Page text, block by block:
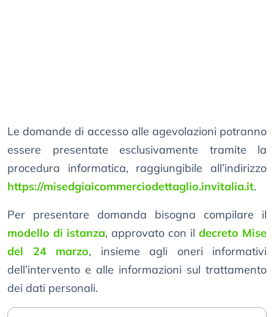
Le domande di accesso alle agevolazioni potranno
essere presentate esclusivamente tramite la
procedura informatica, raggiungibile all’indirizzo
https://misedgiaicommerciodettaglio.invitalia.it.
Per presentare domanda bisogna compilare il
modello di istanza, approvato con il decreto Mise
del 24 marzo, insieme agli oneri informativi
dell’intervento e alle informazioni sul trattamento
dei dati personali.